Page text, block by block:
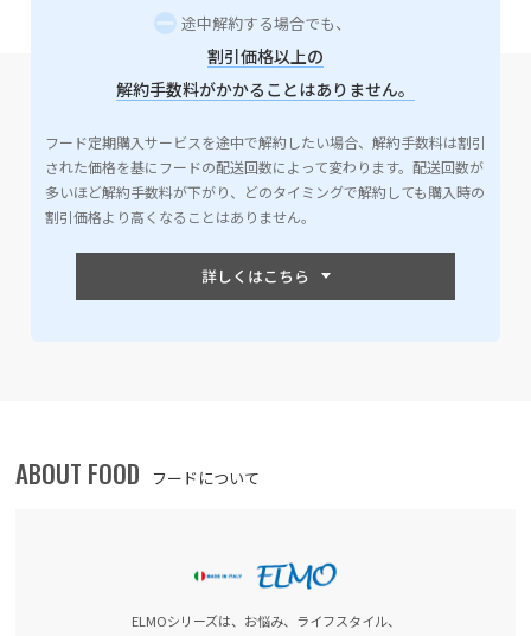
途中解約する場合でも、
割引価格以上の
解約手数料がかかることはありません。
フード定期購入サービスを途中で解約したい場合、解約手数料は割引
された価格を基にフードの配送回数によって変わります。配送回数が
多いほど解約手数料が下がり、どのタイミングで解約しても購入時の
割引価格より高くなることはありません。
ABOUT FOOD フードについて
ELMOシリーズは、お悩み、ライフスタイル、